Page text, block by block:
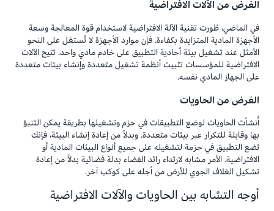
الغرض من الآلات الافتراضية
في الماضي، طُورت تقنية الآلة الافتراضية لاستخدام قوة المعالجة وسعة
الأجهزة المادية المتزايدة بكفاءة. فإن موارد الأجهزة لا تُستغل على النحو
الأمثل عند تشغيل بيئة أحادية التطبيق على خادم مادي واحد. تتيح الآلات
الافتراضية للمؤسسات تثبيت أنظمة تشغيل متعددة وإنشاء بيئات متعددة
على الجهاز المادي نفسه.
الغرض من الحاويات
أُنشأت الحاويات لوضع التطبيقات في حزم وتشغيلها بطريقة يمكن التنبؤ
بها وقابلة للتكرار عبر بيئات متعددة. وبدلاً من إعادة إنشاء البيئة، فإنك
تضع التطبيق في حزمة لتشغيله على جميع أنواع البيئات المادية أو
الافتراضية. الأمر مشابه لارتداء رائد الفضاء بدلة فضائية بدلاً من إعادة
تشكيل الغلاف الجوي للأرض من أجله على كوكب آخر.
أوجه التشابه بين الحاويات والآلات الافتراضية